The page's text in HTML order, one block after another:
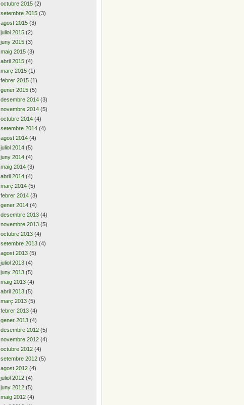
octubre 2015 (2)
setembre 2015 (3)
agost 2015 (3)
juliol 2015 (2)
juny 2015 (3)
maig 2015 (3)
abril 2015 (4)
març 2015 (1)
febrer 2015 (1)
gener 2015 (5)
desembre 2014 (3)
novembre 2014 (5)
octubre 2014 (4)
setembre 2014 (4)
agost 2014 (4)
juliol 2014 (5)
juny 2014 (4)
maig 2014 (3)
abril 2014 (4)
març 2014 (5)
febrer 2014 (3)
gener 2014 (4)
desembre 2013 (4)
novembre 2013 (5)
octubre 2013 (4)
setembre 2013 (4)
agost 2013 (5)
juliol 2013 (4)
juny 2013 (5)
maig 2013 (4)
abril 2013 (5)
març 2013 (5)
febrer 2013 (4)
gener 2013 (4)
desembre 2012 (5)
novembre 2012 (4)
octubre 2012 (4)
setembre 2012 (5)
agost 2012 (4)
juliol 2012 (4)
juny 2012 (5)
maig 2012 (4)